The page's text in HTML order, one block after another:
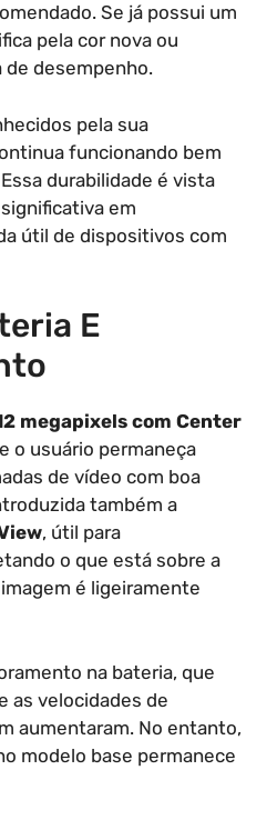
Se já possui um
pela cor nova ou
desempenho.
pela sua
funcionando bem
durabilidade é vista
em
útil de dispositivos com
E
megapixels com Center
o usuário permaneça
de vídeo com boa
também a
, útil para
o que está sobre a
é ligeiramente
na bateria, que
as velocidades de
aumentaram. No entanto,
modelo base permanece